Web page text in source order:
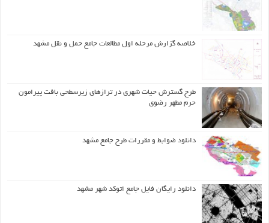
خلاصه گزارش مرحله اول مطالعات جامع حمل و نقل مشهد
طرح گسترش حیات شهري در ترازهاي زیرسطحی بافت پیرامون
حرم مطهر رضوي
دانلود ضوابط و مقررات طرح جامع مشهد
دانلود رایگان فایل جامع اتوکد شهر مشهد